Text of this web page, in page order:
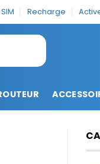
Recharge